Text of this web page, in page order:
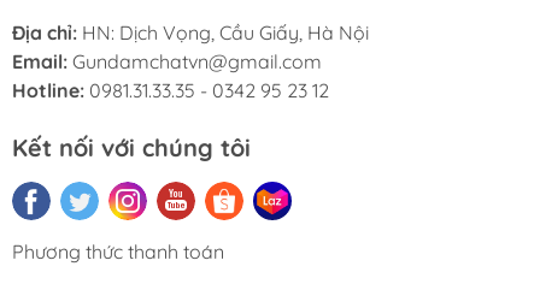
Địa chỉ: HN: Dịch Vọng, Cầu Giấy, Hà Nội
Email: Gundamchatvn@gmail.com
Hotline: 0981.31.33.35 - 0342 95 23 12
Kết nối với chúng tôi
Phương thức thanh toán